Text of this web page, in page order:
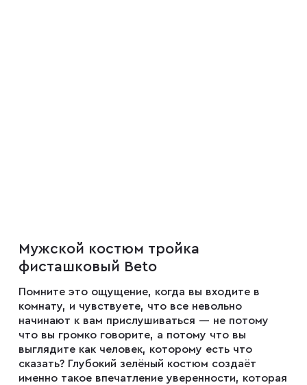
Мужские туфли
Дублёнки
Жилеты
Мужской костюм тройка
фисташковый Beto
Помните это ощущение, когда вы входите в
комнату, и чувствуете, что все невольно
начинают к вам прислушиваться — не потому
что вы громко говорите, а потому что вы
выглядите как человек, которому есть что
сказать? Глубокий зелёный костюм создаёт
именно такое впечатление уверенности, которая